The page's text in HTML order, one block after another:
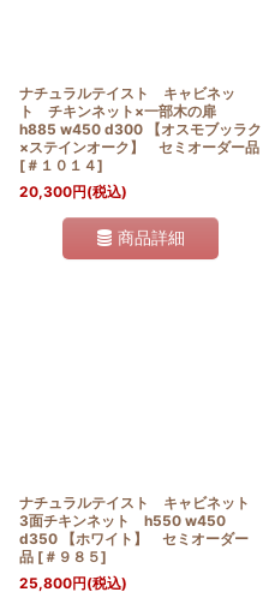
ナチュラルテイスト キャビネッ
ト チキンネット×一部木の扉
h885 w450 d300 【オスモブッラク
×ステインオーク】 セミオーダー品
[ ＃１０１４]
20,300円(税込)
商品詳細
ナチュラルテイスト キャビネット
3面チキンネット h550 w450
d350 【ホワイト】 セミオーダー
品 [ ＃９８５]
25,800円(税込)